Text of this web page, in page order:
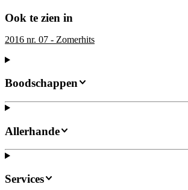
Ook te zien in
2016 nr. 07 - Zomerhits
Boodschappen
Allerhande
Services